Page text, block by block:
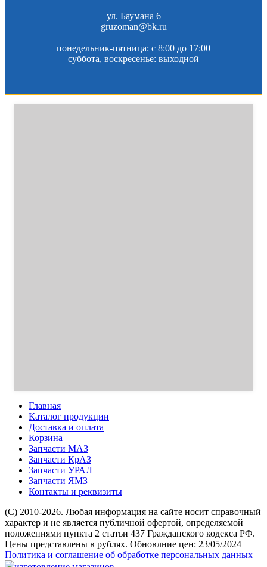
ул. Баумана 6
gruzoman@bk.ru
понедельник-пятница: c 8:00 до 17:00
суббота, воскресенье: выходной
Главная
Каталог продукции
Доставка и оплата
Корзина
Запчасти МАЗ
Запчасти КрАЗ
Запчасти УРАЛ
Запчасти ЯМЗ
Контакты и реквизиты
(C) 2010-2026. Любая информация на сайте носит справочный
характер и не является публичной офертой, определяемой
положениями пункта 2 статьи 437 Гражданского кодекса РФ.
Цены представлены в рублях. Обновлние цен: 23/05/2024
Политика и соглашение об обработке персональных данных